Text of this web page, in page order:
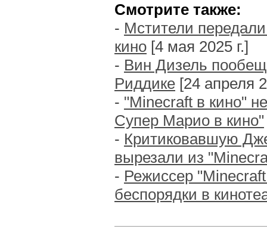
Смотрите также:
- Мстители
кино [4 мая 2025 г.]
- Вин Дизель
Риддике [24 апреля
- "Minecraft в кино"
Супер Марио в кино"
- Критиковавшую
вырезали из
- Режиссер
беспорядки в